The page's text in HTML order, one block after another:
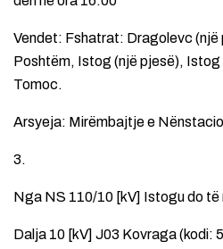
Vendet: Fshatrat: Dragolevc (një
Poshtëm, Istog (një pjesë), Istog
Tomoc.
Arsyeja: Mirëmbajtje e
3.
Nga NS 110/10 [kV] Istogu do të
Dalja 10 [kV] J03 Kovraga (kodi: